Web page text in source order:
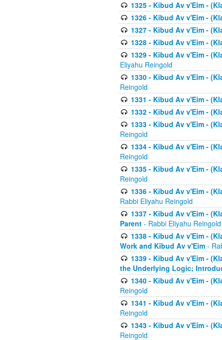
1325 - Kibud Av v'Eim -
1326 - Kibud Av v'Eim -
1327 - Kibud Av v'Eim -
1328 - Kibud Av v'Eim -
1329 - Kibud Av v'Eim -
Eliyahu Reingold
1330 - Kibud Av v'Eim -
Reingold
1331 - Kibud Av v'Eim -
1332 - Kibud Av v'Eim -
1333 - Kibud Av v'Eim -
Reingold
1334 - Kibud Av v'Eim -
Reingold
1335 - Kibud Av v'Eim -
Reingold
1336 - Kibud Av v'Eim -
Rabbi Eliyahu Reingold
1337 - Kibud Av v'Eim -
Parent - Rabbi Eliyahu Reingold
1338 - Kibud Av v'Eim -
Work and Kibud Av v'Eim -
1339 - Kibud Av v'Eim -
the Underlying Logic;
1340 - Kibud Av v'Eim -
Reingold
1341 - Kibud Av v'Eim -
Reingold
1343 - Kibud Av v'Eim -
Reingold